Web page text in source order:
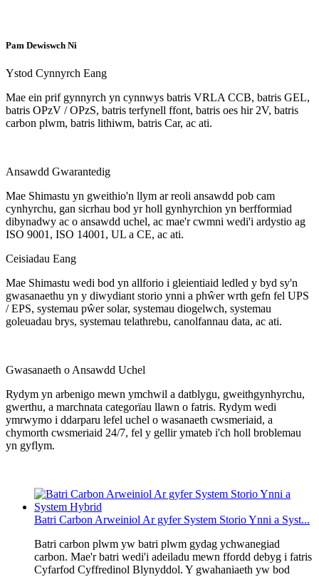
Pam Dewiswch Ni
Ystod Cynnyrch Eang
Mae ein prif gynnyrch yn cynnwys batris VRLA CCB, batris GEL,
batris OPzV / OPzS, batris terfynell ffont, batris oes hir 2V, batris
carbon plwm, batris lithiwm, batris Car, ac ati.
Ansawdd Gwarantedig
Mae Shimastu yn gweithio'n llym ar reoli ansawdd pob cam
cynhyrchu, gan sicrhau bod yr holl gynhyrchion yn berfformiad
dibynadwy ac o ansawdd uchel, ac mae'r cwmni wedi'i ardystio ag
ISO 9001, ISO 14001, UL a CE, ac ati.
Ceisiadau Eang
Mae Shimastu wedi bod yn allforio i gleientiaid ledled y byd sy'n
gwasanaethu yn y diwydiant storio ynni a phŵer wrth gefn fel UPS
/ EPS, systemau pŵer solar, systemau diogelwch, systemau
goleuadau brys, systemau telathrebu, canolfannau data, ac ati.
Gwasanaeth o Ansawdd Uchel
Rydym yn arbenigo mewn ymchwil a datblygu, gweithgynhyrchu,
gwerthu, a marchnata categorïau llawn o fatris. Rydym wedi
ymrwymo i ddarparu lefel uchel o wasanaeth cwsmeriaid, a
chymorth cwsmeriaid 24/7, fel y gellir ymateb i'ch holl broblemau
yn gyflym.
Batri Carbon Arweiniol Ar gyfer System Storio Ynni a Syst...
Batri carbon plwm yw batri plwm gydag ychwanegiad
carbon. Mae'r batri wedi'i adeiladu mewn ffordd debyg i fatris
Cyfarfod Cyffredinol Blynyddol. Y gwahaniaeth yw bod